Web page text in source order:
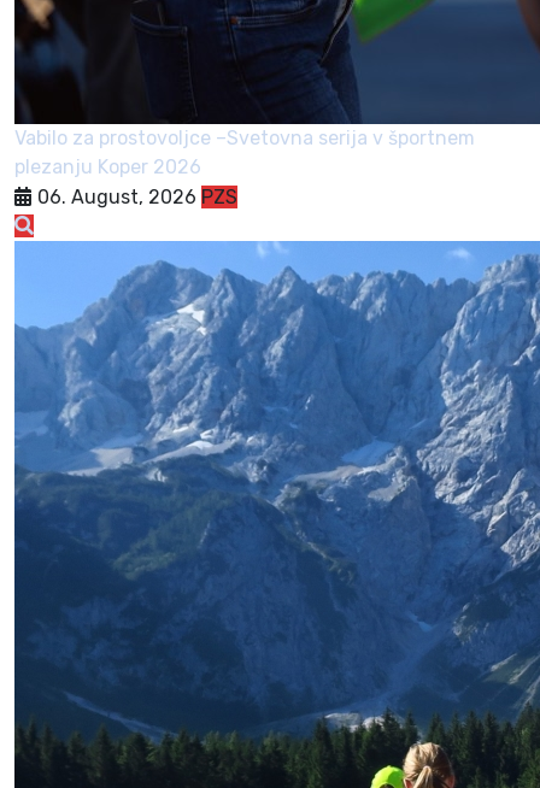
Vabilo za prostovoljce –Svetovna serija v športnem
plezanju Koper 2026
06. August, 2026 PZS